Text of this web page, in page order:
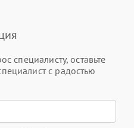
специалисту, оставьте
с радостью